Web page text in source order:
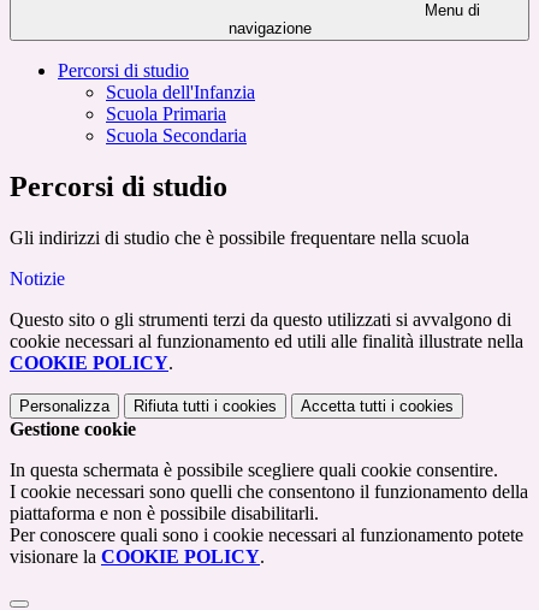
Menu di
navigazione
Percorsi di studio
Scuola dell'Infanzia
Scuola Primaria
Scuola Secondaria
Percorsi di studio
Gli indirizzi di studio che è possibile frequentare nella scuola
Notizie
Questo sito o gli strumenti terzi da questo utilizzati si avvalgono di
cookie necessari al funzionamento ed utili alle finalità illustrate nella
COOKIE POLICY.
Personalizza Rifiuta tutti i cookies Accetta tutti i cookies
Gestione cookie
In questa schermata è possibile scegliere quali cookie consentire.
I cookie necessari sono quelli che consentono il funzionamento della
piattaforma e non è possibile disabilitarli.
Per conoscere quali sono i cookie necessari al funzionamento potete
visionare la COOKIE POLICY.